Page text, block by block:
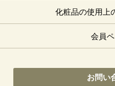
化粧品の使用上
会員
お問い